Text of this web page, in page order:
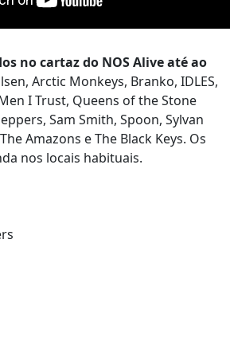
no cartaz do NOS Alive até ao
Arctic Monkeys, Branko, IDLES,
I Trust, Queens of the Stone
Sam Smith, Spoon, Sylvan
Amazons e The Black Keys. Os
nos locais habituais.